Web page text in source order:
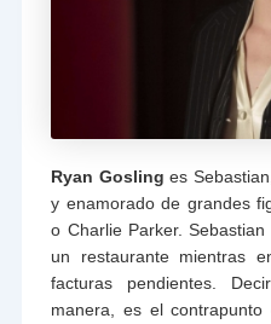
Ryan Gosling es Sebastian,
y enamorado de grandes
o Charlie Parker.
un restaurante mientras
facturas pendientes.
manera, es el